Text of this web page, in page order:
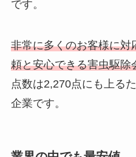
です。
非常に多くのお客様に対
頼と安心できる害虫駆除
点数は2,270点にも上る
企業です。